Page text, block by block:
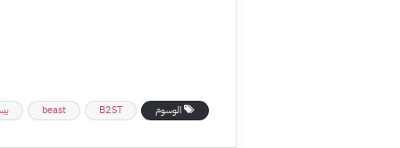
الوسوم B2ST
beast